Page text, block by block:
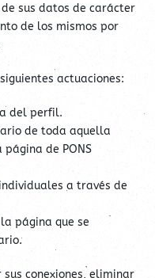
sus datos de carácter
de los mismos por
siguientes actuaciones:
del perfil.
de toda aquella
de PONS
a través de
página que se
conexiones, eliminar